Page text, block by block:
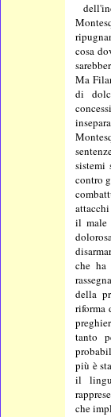
cosa
Ma
di
sistemi
contro
il male
che ha
della
riforma
tanto
più è
il
che